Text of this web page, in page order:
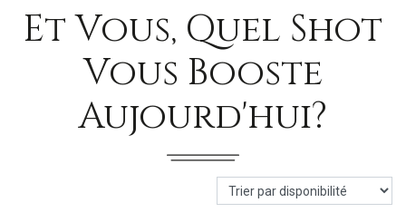
Et Vous, Quel Shot
Vous Booste
Aujourd'hui?